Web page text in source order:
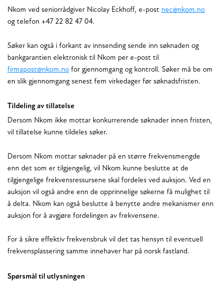
Nkom ved seniorrådgiver Nicolay Eckhoff, e-post nec@nkom.no
og telefon +47 22 82 47 04.
Søker kan også i forkant av innsending sende inn søknaden og
bankgarantien elektronisk til Nkom per e-post til
firmapost@nkom.no for gjennomgang og kontroll. Søker må be om
en slik gjennomgang senest fem virkedager før søknadsfristen.
Tildeling av tillatelse
Dersom Nkom ikke mottar konkurrerende søknader innen fristen,
vil tillatelse kunne tildeles søker.
Dersom Nkom mottar søknader på en større frekvensmengde
enn det som er tilgjengelig, vil Nkom kunne beslutte at de
tilgjengelige frekvensressursene skal fordeles ved auksjon. Ved en
auksjon vil også andre enn de opprinnelige søkerne få mulighet til
å delta. Nkom kan også beslutte å benytte andre mekanismer enn
auksjon for å avgjøre fordelingen av frekvensene.
For å sikre effektiv frekvensbruk vil det tas hensyn til eventuell
frekvensplassering samme innehaver har på norsk fastland.
Spørsmål til utlysningen